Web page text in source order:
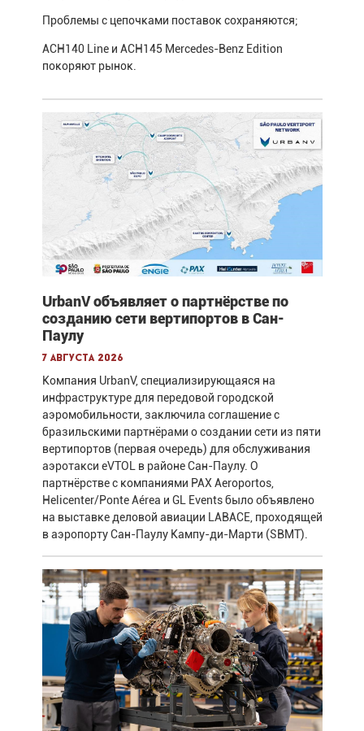
Проблемы с цепочками поставок сохраняются;
ACH140 Line и ACH145 Mercedes-Benz Edition
покоряют рынок.
UrbanV объявляет о партнёрстве по
созданию сети вертипортов в Сан-
Паулу
7 августа 2026
Компания UrbanV, специализирующаяся на
инфраструктуре для передовой городской
аэромобильности, заключила соглашение с
бразильскими партнёрами о создании сети из пяти
вертипортов (первая очередь) для обслуживания
аэротакси eVTOL в районе Сан-Паулу. О
партнёрстве с компаниями PAX Aeroportos,
Helicenter/Ponte Aérea и GL Events было объявлено
на выставке деловой авиации LABACE, проходящей
в аэропорту Сан-Паулу Кампу-ди-Марти (SBMT).